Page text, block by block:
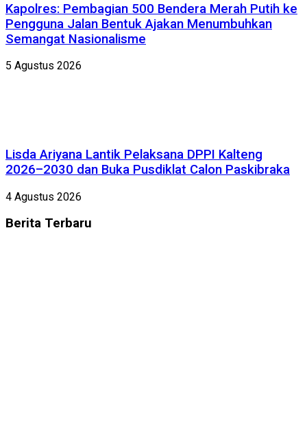
Kapolres: Pembagian 500 Bendera Merah Putih ke
Pengguna Jalan Bentuk Ajakan Menumbuhkan
Semangat Nasionalisme
5 Agustus 2026
Lisda Ariyana Lantik Pelaksana DPPI Kalteng
2026–2030 dan Buka Pusdiklat Calon Paskibraka
4 Agustus 2026
Berita Terbaru